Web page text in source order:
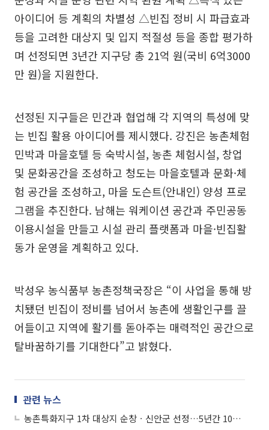
아이디어 등 계획의 차별성 △빈집 정비 시 파급효과
등을 고려한 대상지 및 입지 적절성 등을 종합 평가하
며 선정되면 3년간 지구당 총 21억 원(국비 6억3000
만 원)을 지원한다.
선정된 지구들은 민간과 협업해 각 지역의 특성에 맞
는 빈집 활용 아이디어를 제시했다. 강진은 농촌체험
민박과 마을호텔 등 숙박시설, 농촌 체험시설, 창업
및 문화공간을 조성하고 청도는 마을호텔과 문화·체
험 공간을 조성하고, 마을 도슨트(안내인) 양성 프로
그램을 추진한다. 남해는 워케이션 공간과 주민공동
이용시설을 만들고 시설 관리 플랫폼과 마을·빈집활
동가 운영을 계획하고 있다.
박성우 농식품부 농촌정책국장은 “이 사업을 통해 방
치됐던 빈집이 정비를 넘어서 농촌에 생활인구를 끌
어들이고 지역에 활기를 돋아주는 매력적인 공간으로
탈바꿈하기를 기대한다”고 밝혔다.
관련 뉴스
농촌특화지구 1차 대상지 순창ㆍ신안군 선정…5년간 100억 지원